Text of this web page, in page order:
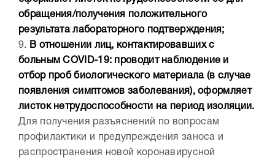
обращения/получения положительного
результата лабораторного подтверждения;
9.
В отношении лиц, контактировавших с
больным COVID-19: проводит наблюдение и
отбор проб биологического материала (в случае
появления симптомов заболевания), оформляет
листок нетрудоспособности на период изоляции.
Для получения разъяснений по вопросам
профилактики и предупреждения заноса и
распространения новой коронавирусной